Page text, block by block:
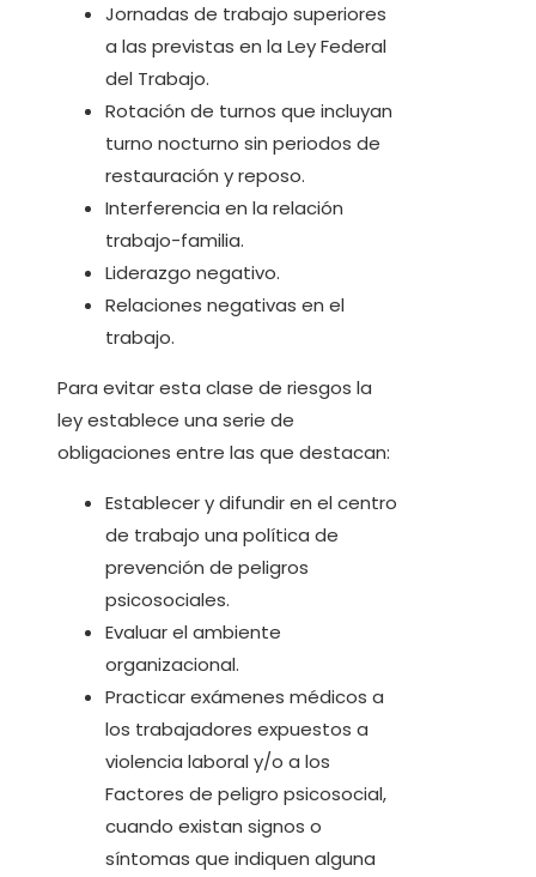
Jornadas de trabajo superiores
a las previstas en la Ley Federal
del Trabajo.
Rotación de turnos que incluyan
turno nocturno sin periodos de
restauración y reposo.
Interferencia en la relación
trabajo-familia.
Liderazgo negativo.
Relaciones negativas en el
trabajo.
Para evitar esta clase de riesgos la
ley establece una serie de
obligaciones entre las que destacan:
Establecer y difundir en el centro
de trabajo una política de
prevención de peligros
psicosociales.
Evaluar el ambiente
organizacional.
Practicar exámenes médicos a
los trabajadores expuestos a
violencia laboral y/o a los
Factores de peligro psicosocial,
cuando existan signos o
síntomas que indiquen alguna